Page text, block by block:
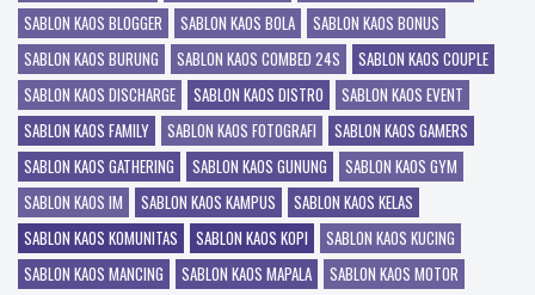
SABLON KAOS BLOGGER
SABLON KAOS BOLA
SABLON KAOS BONUS
SABLON KAOS BURUNG
SABLON KAOS COMBED 24S
SABLON KAOS COUPLE
SABLON KAOS DISCHARGE
SABLON KAOS DISTRO
SABLON KAOS EVENT
SABLON KAOS FAMILY
SABLON KAOS FOTOGRAFI
SABLON KAOS GAMERS
SABLON KAOS GATHERING
SABLON KAOS GUNUNG
SABLON KAOS GYM
SABLON KAOS IM
SABLON KAOS KAMPUS
SABLON KAOS KELAS
SABLON KAOS KOMUNITAS
SABLON KAOS KOPI
SABLON KAOS KUCING
SABLON KAOS MANCING
SABLON KAOS MAPALA
SABLON KAOS MOTOR